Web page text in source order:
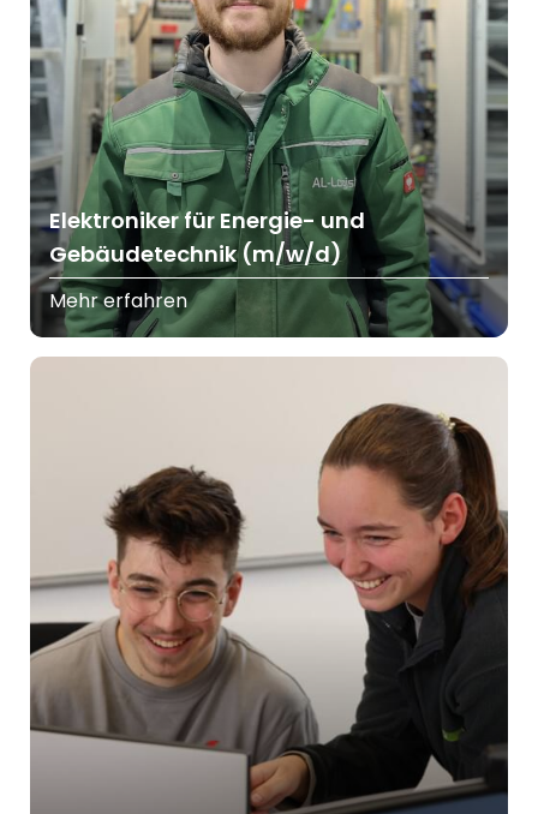
Elektroniker für Energie- und
Gebäudetechnik (m/w/d)
Mehr erfahren